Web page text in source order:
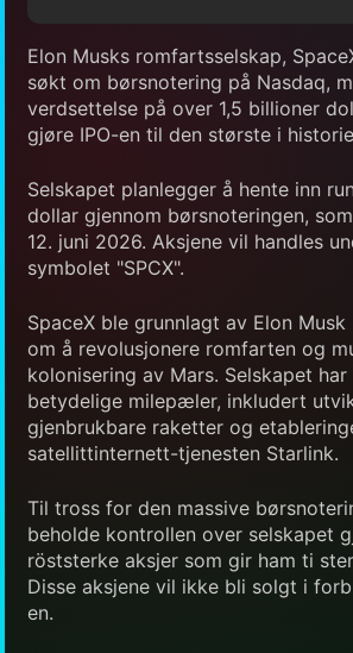
Elon Musks romfartsselskap,
søkt om børsnotering på Nasdaq,
verdsettelse på over 1,5 billioner
gjøre IPO-en til den største i
Selskapet planlegger å hente inn
dollar gjennom børsnoteringen,
12. juni 2026. Aksjene vil handles
symbolet "SPCX".
SpaceX ble grunnlagt av Elon
om å revolusjonere romfarten og
kolonisering av Mars. Selskapet
betydelige milepæler, inkludert
gjenbrukbare raketter og
satellittinternett-tjenesten Starlink.
Til tross for den massive
beholde kontrollen over selskapet
röststerke aksjer som gir ham ti
Disse aksjene vil ikke bli solgt i
en.